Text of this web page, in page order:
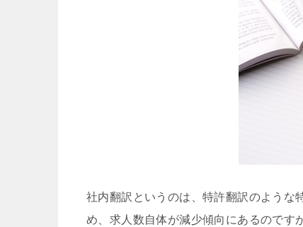
社内翻訳というのは、特許翻訳のような
め、求人数自体が減少傾向にあるのです